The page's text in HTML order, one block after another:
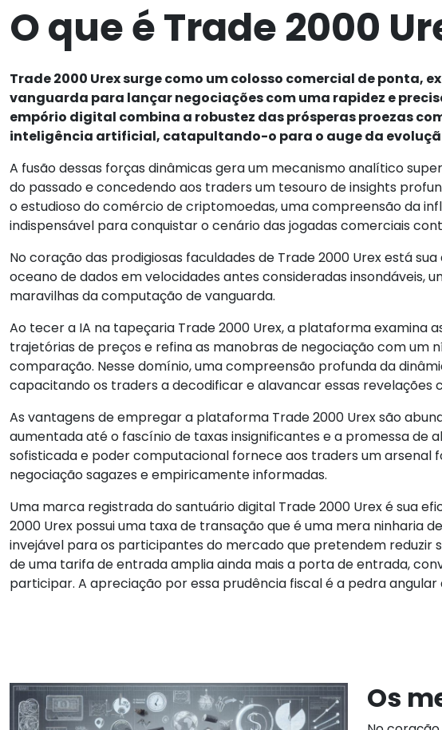
O que é Trade 2000
Trade 2000 Urex surge como um colosso comercial de ponta,
vanguarda para lançar negociações com uma rapidez e
empório digital combina a robustez das prósperas proezas
inteligência artificial, catapultando-o para o auge da
A fusão dessas forças dinâmicas gera um mecanismo analítico
do passado e concedendo aos traders um tesouro de insights
o estudioso do comércio de criptomoedas, uma compreensão da
indispensável para conquistar o cenário das jogadas comerciais
No coração das prodigiosas faculdades de Trade 2000 Urex está
oceano de dados em velocidades antes consideradas insondáveis,
maravilhas da computação de vanguarda.
Ao tecer a IA na tapeçaria Trade 2000 Urex, a plataforma examina
trajetórias de preços e refina as manobras de negociação com um
comparação. Nesse domínio, uma compreensão profunda da
capacitando os traders a decodificar e alavancar essas revelações
As vantagens de empregar a plataforma Trade 2000 Urex são
aumentada até o fascínio de taxas insignificantes e a promessa de
sofisticada e poder computacional fornece aos traders um
negociação sagazes e empiricamente informadas.
Uma marca registrada do santuário digital Trade 2000 Urex é sua
2000 Urex possui uma taxa de transação que é uma mera ninharia
invejável para os participantes do mercado que pretendem reduzir
de uma tarifa de entrada amplia ainda mais a porta de entrada,
participar. A apreciação por essa prudência fiscal é a pedra
Os